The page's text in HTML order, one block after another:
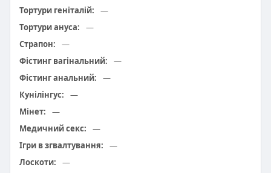
Тортури геніталій:
—
Тортури ануса:
—
Страпон:
—
Фістинг вагінальний:
—
Фістинг анальний:
—
Кунілінгус:
—
Мінет:
—
Медичний секс:
—
Ігри в згвалтування:
—
Лоскоти:
—